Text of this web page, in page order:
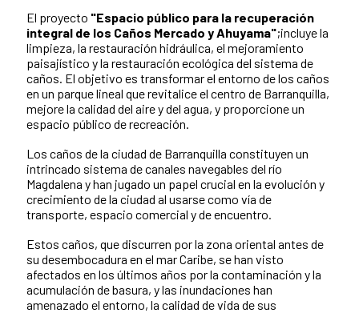
El proyecto "Espacio público para la recuperación
integral de los Caños Mercado y Ahuyama";incluye la
limpieza, la restauración hidráulica, el mejoramiento
paisajístico y la restauración ecológica del sistema de
caños. El objetivo es transformar el entorno de los caños
en un parque lineal que revitalice el centro de Barranquilla,
mejore la calidad del aire y del agua, y proporcione un
espacio público de recreación.
Los caños de la ciudad de Barranquilla constituyen un
intrincado sistema de canales navegables del río
Magdalena y han jugado un papel crucial en la evolución y
crecimiento de la ciudad al usarse como vía de
transporte, espacio comercial y de encuentro.
Estos caños, que discurren por la zona oriental antes de
su desembocadura en el mar Caribe, se han visto
afectados en los últimos años por la contaminación y la
acumulación de basura, y las inundaciones han
amenazado el entorno, la calidad de vida de sus